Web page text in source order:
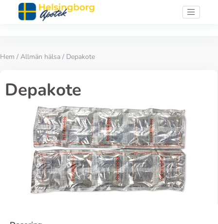
Hem / Allmän hälsa / Depakote
Depakote